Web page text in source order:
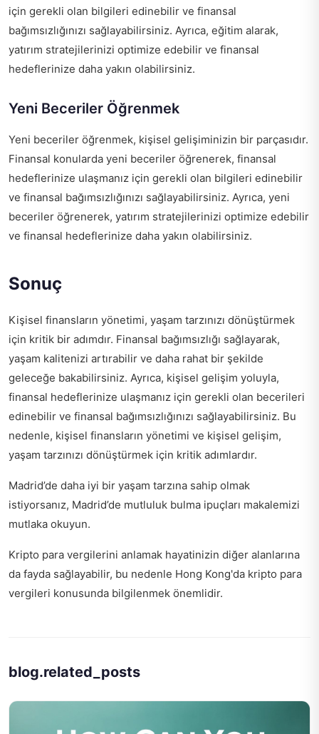
için gerekli olan bilgileri edinebilir ve finansal
bağımsızlığınızı sağlayabilirsiniz. Ayrıca, eğitim alarak,
yatırım stratejilerinizi optimize edebilir ve finansal
hedeflerinize daha yakın olabilirsiniz.
Yeni Beceriler Öğrenmek
Yeni beceriler öğrenmek, kişisel gelişiminizin bir parçasıdır.
Finansal konularda yeni beceriler öğrenerek, finansal
hedeflerinize ulaşmanız için gerekli olan bilgileri edinebilir
ve finansal bağımsızlığınızı sağlayabilirsiniz. Ayrıca, yeni
beceriler öğrenerek, yatırım stratejilerinizi optimize edebilir
ve finansal hedeflerinize daha yakın olabilirsiniz.
Sonuç
Kişisel finansların yönetimi, yaşam tarzınızı dönüştürmek
için kritik bir adımdır. Finansal bağımsızlığı sağlayarak,
yaşam kalitenizi artırabilir ve daha rahat bir şekilde
geleceğe bakabilirsiniz. Ayrıca, kişisel gelişim yoluyla,
finansal hedeflerinize ulaşmanız için gerekli olan becerileri
edinebilir ve finansal bağımsızlığınızı sağlayabilirsiniz. Bu
nedenle, kişisel finansların yönetimi ve kişisel gelişim,
yaşam tarzınızı dönüştürmek için kritik adımlardır.
Madrid’de daha iyi bir yaşam tarzına sahip olmak
istiyorsanız, Madrid’de mutluluk bulma ipuçları makalemizi
mutlaka okuyun.
Kripto para vergilerini anlamak hayatinizin diğer alanlarına
da fayda sağlayabilir, bu nedenle Hong Kong'da kripto para
vergileri konusunda bilgilenmek önemlidir.
blog.related_posts